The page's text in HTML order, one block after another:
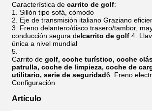
Característica de carrito de golf:
1. Sillón tipo sofá, cómodo
2. Eje de transmisión italiano Graziano
3. Freno delantero/disco trasero/tambor,
conducción segura delcarrito de golf 4.
única a nivel mundial
5.
Carrito de golf, coche turístico, coche
patrulla, coche de limpieza, coche de
utilitario, serie de seguridad6. Freno
Configuración
Artículo